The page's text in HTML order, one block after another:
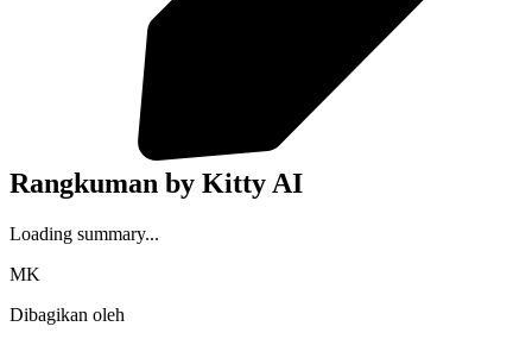
Rangkuman by Kitty AI
Loading summary...
MK
Dibagikan oleh